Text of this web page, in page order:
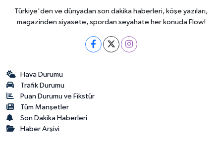
Türkiye'den ve dünyadan son dakika haberleri, köşe yazıları,
magazinden siyasete, spordan seyahate her konuda Flow!
Hava Durumu
Trafik Durumu
Puan Durumu ve Fikstür
Tüm Manşetler
Son Dakika Haberleri
Haber Arşivi